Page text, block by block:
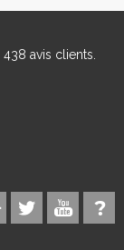
438 avis clients.